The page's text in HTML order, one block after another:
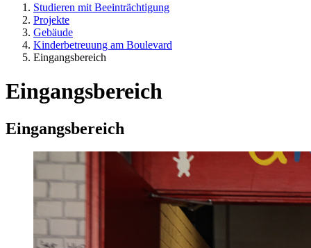
Studieren mit Beeinträchtigung
Projekte
Gebäude
Kinderbetreuung am Boulevard
Eingangsbereich
Eingangsbereich
Eingangsbereich